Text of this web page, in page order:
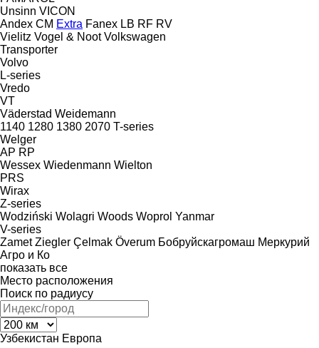
Unsinn VICON
Andex CM Extra Fanex LB RF RV
Vielitz Vogel & Noot Volkswagen
Transporter
Volvo
L-series
Vredo
VT
Väderstad Weidemann
1140 1280 1380 2070 T-series
Welger
AP RP
Wessex Wiedenmann Wielton
PRS
Wirax
Z-series
Wodziński Wolagri Woods Woprol Yanmar
V-series
Zamet Ziegler Çelmak Överum Бобруйскагромаш Меркурий
Агро и Ко
показать все
Место расположения
Поиск по радиусу
Узбекистан Европа